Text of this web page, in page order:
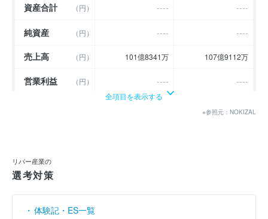
資産合計 （円） ---- ----
純資産 （円） ----
----
売上高
（円） 101億8341万 107億9112万
営業利益 （円） ---- ----
利益余剰金
売上伸び率
営業利益率 （％）
全項目を表示する
※参照元：NOKIZAL
リバー産業の
選考対策
体験記・ES一覧